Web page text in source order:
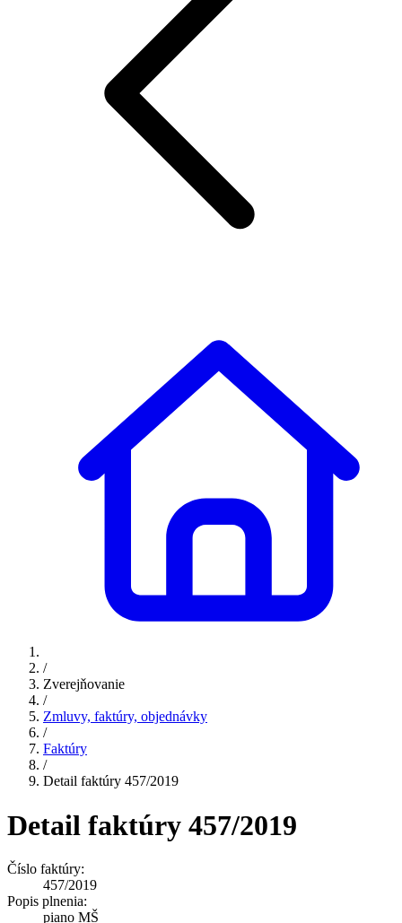
/
Zverejňovanie
/
Zmluvy, faktúry, objednávky
/
Faktúry
/
Detail faktúry 457/2019
Detail faktúry 457/2019
Číslo faktúry:
457/2019
Popis plnenia:
piano MŠ